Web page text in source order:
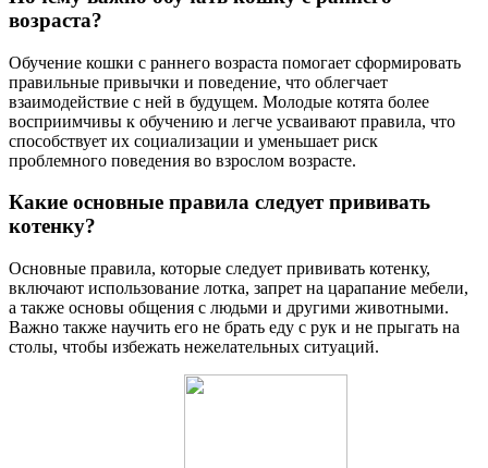
возраста?
Обучение кошки с раннего возраста помогает сформировать
правильные привычки и поведение, что облегчает
взаимодействие с ней в будущем. Молодые котята более
восприимчивы к обучению и легче усваивают правила, что
способствует их социализации и уменьшает риск
проблемного поведения во взрослом возрасте.
Какие основные правила следует прививать
котенку?
Основные правила, которые следует прививать котенку,
включают использование лотка, запрет на царапание мебели,
а также основы общения с людьми и другими животными.
Важно также научить его не брать еду с рук и не прыгать на
столы, чтобы избежать нежелательных ситуаций.